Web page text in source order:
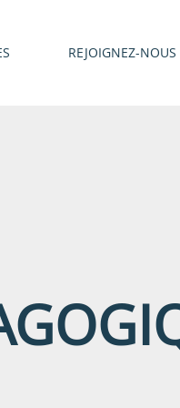
REJOIGNEZ-NOUS